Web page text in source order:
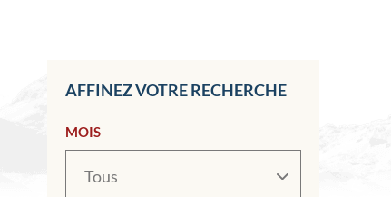
AFFINEZ VOTRE RECHERCHE
MOIS